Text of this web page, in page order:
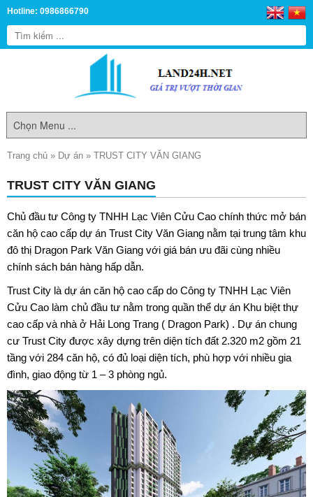
Hotline: 0986866790
Trang chủ » Dự án » TRUST CITY VĂN GIANG
TRUST CITY VĂN GIANG
Chủ đầu tư Công ty TNHH Lạc Viên Cửu Cao chính thức mở bán
căn hộ cao cấp dự án Trust City Văn Giang nằm tại trung tâm khu
đô thị Dragon Park Văn Giang với giá bán ưu đãi cùng nhiều
chính sách bán hàng hấp dẫn.
Trust City là dự án căn hộ cao cấp do Công ty TNHH Lạc Viên
Cửu Cao làm chủ đầu tư nằm trong quần thể dự án Khu biệt thự
cao cấp và nhà ở Hải Long Trang ( Dragon Park) . Dự án chung
cư Trust City được xây dựng trên diện tích đất 2.320 m2 gồm 21
tầng với 284 căn hộ, có đủ loại diện tích, phù hợp với nhiều gia
đình, giao động từ 1 – 3 phòng ngủ.